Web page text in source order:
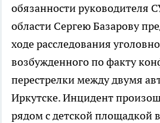
обязанности руководителя
области Сергею Базарову
ходе расследования
возбужденного по факту
перестрелки между двумя
Иркутске. Инцидент
рядом с детской площадкой